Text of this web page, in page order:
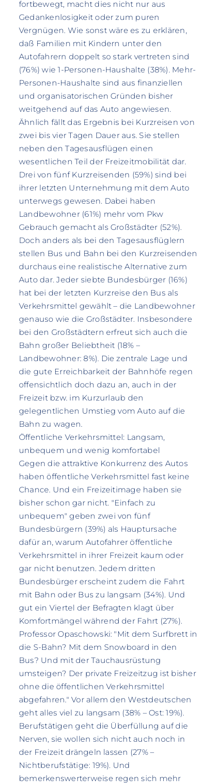
fortbewegt, macht dies nicht nur aus
Gedankenlosigkeit oder zum puren
Vergnügen. Wie sonst wäre es zu erklären,
daß Familien mit Kindern unter den
Autofahrern doppelt so stark vertreten sind
(76%) wie 1-Personen-Haushalte (38%). Mehr-
Personen-Haushalte sind aus finanziellen
und organisatorischen Gründen bisher
weitgehend auf das Auto angewiesen.
Ähnlich fällt das Ergebnis bei Kurzreisen von
zwei bis vier Tagen Dauer aus. Sie stellen
neben den Tagesausflügen einen
wesentlichen Teil der Freizeitmobilität dar.
Drei von fünf Kurzreisenden (59%) sind bei
ihrer letzten Unternehmung mit dem Auto
unterwegs gewesen. Dabei haben
Landbewohner (61%) mehr vom Pkw
Gebrauch gemacht als Großstädter (52%).
Doch anders als bei den Tagesausflüglern
stellen Bus und Bahn bei den Kurzreisenden
durchaus eine realistische Alternative zum
Auto dar. Jeder siebte Bundesbürger (16%)
hat bei der letzten Kurzreise den Bus als
Verkehrsmittel gewählt – die Landbewohner
genauso wie die Großstädter. Insbesondere
bei den Großstädtern erfreut sich auch die
Bahn großer Beliebtheit (18% –
Landbewohner: 8%). Die zentrale Lage und
die gute Erreichbarkeit der Bahnhöfe regen
offensichtlich doch dazu an, auch in der
Freizeit bzw. im Kurzurlaub den
gelegentlichen Umstieg vom Auto auf die
Bahn zu wagen.
Öffentliche Verkehrsmittel: Langsam,
unbequem und wenig komfortabel
Gegen die attraktive Konkurrenz des Autos
haben öffentliche Verkehrsmittel fast keine
Chance. Und ein Freizeitimage haben sie
bisher schon gar nicht. "Einfach zu
unbequem" geben zwei von fünf
Bundesbürgern (39%) als Hauptursache
dafür an, warum Autofahrer öffentliche
Verkehrsmittel in ihrer Freizeit kaum oder
gar nicht benutzen. Jedem dritten
Bundesbürger erscheint zudem die Fahrt
mit Bahn oder Bus zu langsam (34%). Und
gut ein Viertel der Befragten klagt über
Komfortmängel während der Fahrt (27%).
Professor Opaschowski: "Mit dem Surfbrett in
die S-Bahn? Mit dem Snowboard in den
Bus? Und mit der Tauchausrüstung
umsteigen? Der private Freizeitzug ist bisher
ohne die öffentlichen Verkehrsmittel
abgefahren." Vor allem den Westdeutschen
geht alles viel zu langsam (38% – Ost: 19%).
Berufstätigen geht die Überfüllung auf die
Nerven, sie wollen sich nicht auch noch in
der Freizeit drängeln lassen (27% –
Nichtberufstätige: 19%). Und
bemerkenswerterweise regen sich mehr